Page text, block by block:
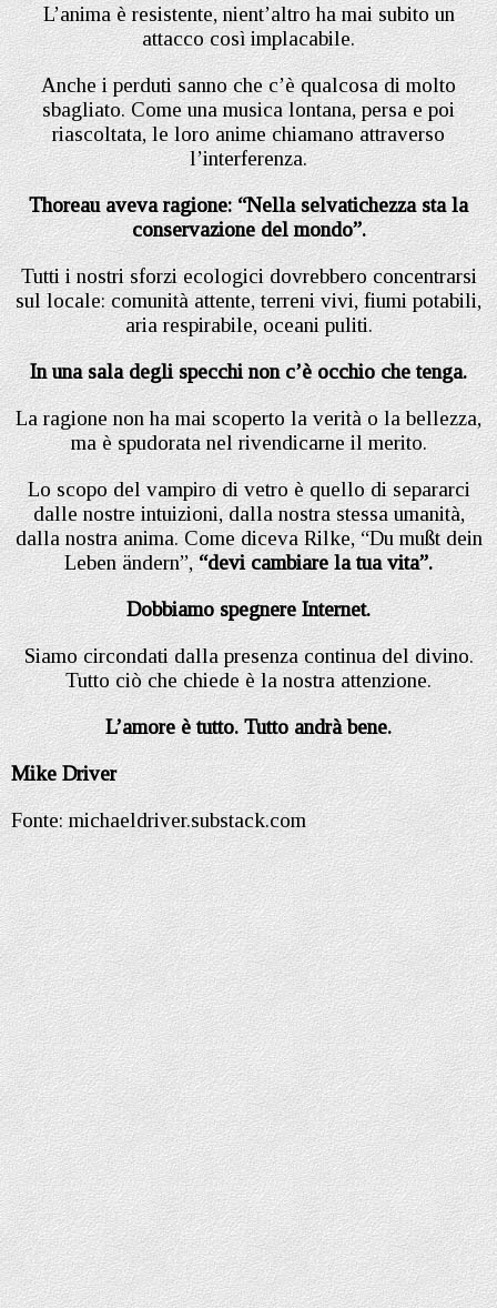
L’anima è resistente, nient’altro ha mai subito un
attacco così implacabile.
Anche i perduti sanno che c’è qualcosa di molto
sbagliato. Come una musica lontana, persa e poi
riascoltata, le loro anime chiamano attraverso
l’interferenza.
Thoreau aveva ragione: “Nella selvatichezza sta la
conservazione del mondo”.
Tutti i nostri sforzi ecologici dovrebbero concentrarsi
sul locale: comunità attente, terreni vivi, fiumi potabili,
aria respirabile, oceani puliti.
In una sala degli specchi non c’è occhio che tenga.
La ragione non ha mai scoperto la verità o la bellezza,
ma è spudorata nel rivendicarne il merito.
Lo scopo del vampiro di vetro è quello di separarci
dalle nostre intuizioni, dalla nostra stessa umanità,
dalla nostra anima. Come diceva Rilke, “Du mußt dein
Leben ändern”,“devi cambiare la tua vita”.
Dobbiamo spegnere Internet.
Siamo circondati dalla presenza continua del divino.
Tutto ciò che chiede è la nostra attenzione.
L’amore è tutto. Tutto andrà bene.
Mike Driver
Fonte: michaeldriver.substack.com